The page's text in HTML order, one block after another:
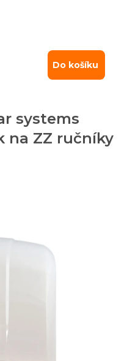
Do košíku
systems
na ZZ ručníky